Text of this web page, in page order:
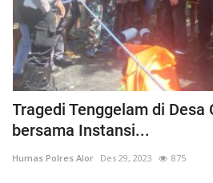
Tragedi Tenggelam di Desa
bersama Instansi...
Humas Polres Alor Des 29, 2023 875